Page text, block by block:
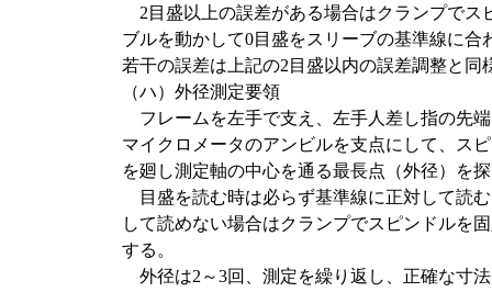
2目盛以上の誤差がある場合はクランプでス
ブルを動かして0目盛をスリーブの基準線に
若干の誤差は上記の2目盛以内の誤差調整と同
（ハ）外径測定要領
フレームを左手で支え、左手人差し指の先
マイクロメータのアンビルを支点にして、ス
を廻し測定軸の中心を通る最長点（外径）を
目盛を読む時は必らず基準線に正対して読
して読めない場合はクランプでスピンドルを
する。
外径は2～3回、測定を繰り返し、正確な寸